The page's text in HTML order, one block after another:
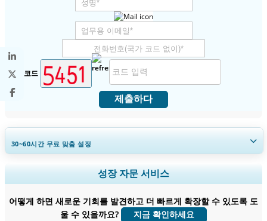
보안 코드
제출하다
30~60시간무료 맞춤 설정
지역 및 국가 범위 확장, 세그먼트 분석, 기업 프로필, 경쟁 벤치마킹, 및 최
종 사용자 인사이트.
지금 맞춤 설정
성장 자문 서비스
어떻게 하면 새로운 기회를 발견하고 더 빠르게 확장할 수 있도록 도
울 수 있을까요?
지금 확인하세요